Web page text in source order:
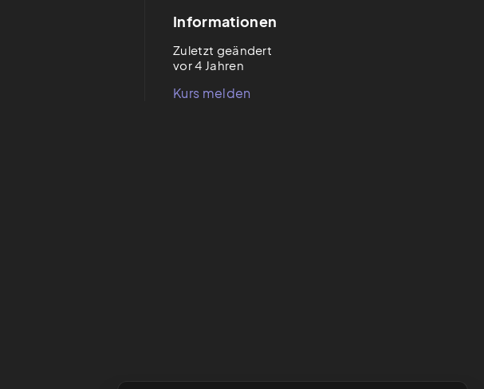
Informationen
Zuletzt geändert
vor 4 Jahren
Kurs melden